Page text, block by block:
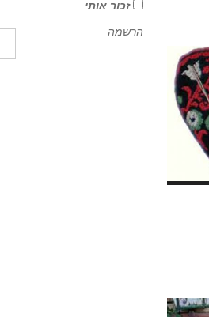
זכור אותי
הרשמה